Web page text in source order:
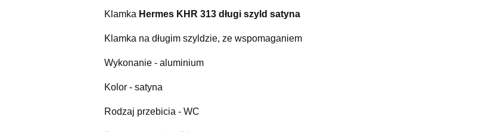
Klamka Hermes KHR 313 długi szyld satyna
Klamka na długim szyldzie, ze wspomaganiem
Wykonanie - aluminium
Kolor - satyna
Rodzaj przebicia - WC